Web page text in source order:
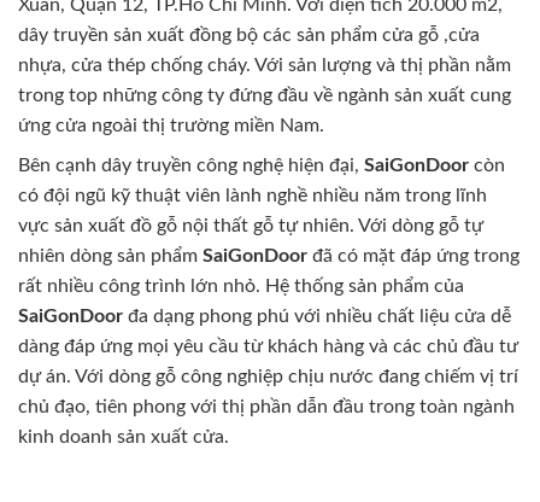
Xuân, Quận 12, TP.Hồ Chí Minh. Với diện tích 20.000 m2,
dây truyền sản xuất đồng bộ các sản phẩm cửa gỗ ,cửa
nhựa, cửa thép chống cháy. Với sản lượng và thị phần nằm
trong top những công ty đứng đầu về ngành sản xuất cung
ứng cửa ngoài thị trường miền Nam.
Bên cạnh dây truyền công nghệ hiện đại, SaiGonDoor còn
có đội ngũ kỹ thuật viên lành nghề nhiều năm trong lĩnh
vực sản xuất đồ gỗ nội thất gỗ tự nhiên. Với dòng gỗ tự
nhiên dòng sản phẩm SaiGonDoor đã có mặt đáp ứng trong
rất nhiều công trình lớn nhỏ. Hệ thống sản phẩm của
SaiGonDoor đa dạng phong phú với nhiều chất liệu cửa dễ
dàng đáp ứng mọi yêu cầu từ khách hàng và các chủ đầu tư
dự án. Với dòng gỗ công nghiệp chịu nước đang chiếm vị trí
chủ đạo, tiên phong với thị phần dẫn đầu trong toàn ngành
kinh doanh sản xuất cửa.